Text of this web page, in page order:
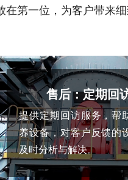
第一位，为客户带来
售后：定期回
提供定期回访服务，帮
养设备，对客户反馈的
及时分析与解决。